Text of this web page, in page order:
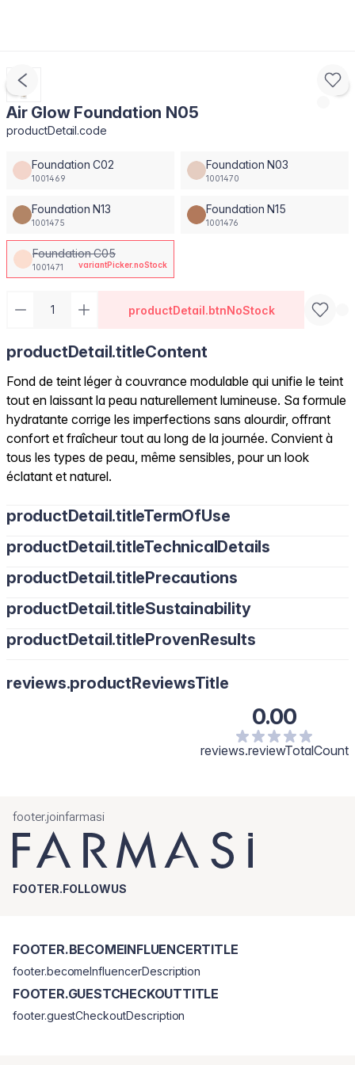
Air Glow Foundation N05
productDetail.code
Foundation C02
1001469
Foundation N03
1001470
Foundation N13
1001475
Foundation N15
1001476
Foundation C05
1001471 variantPicker.noStock
productDetail.btnNoStock
productDetail.titleContent
Fond de teint léger à couvrance modulable qui unifie le teint
tout en laissant la peau naturellement lumineuse. Sa formule
hydratante corrige les imperfections sans alourdir, offrant
confort et fraîcheur tout au long de la journée. Convient à
tous les types de peau, même sensibles, pour un look
éclatant et naturel.
productDetail.titleTermOfUse
productDetail.titleTechnicalDetails
productDetail.titlePrecautions
productDetail.titleSustainability
productDetail.titleProvenResults
reviews.productReviewsTitle
0.00
reviews.reviewTotalCount
footer.joinfarmasi
FOOTER.FOLLOWUS
FOOTER.BECOMEINFLUENCERTITLE
footer.becomeInfluencerDescription
FOOTER.GUESTCHECKOUTTITLE
footer.guestCheckoutDescription